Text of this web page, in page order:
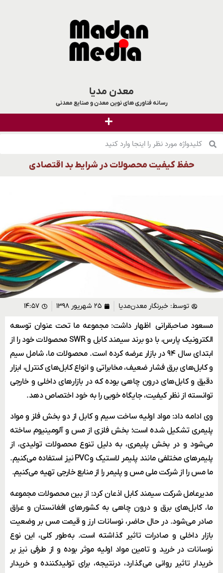
معدن مدیا
رسانه فناوری های نوین معدن و صنایع معدنی
حفظ کیفیت محصولات در شرایط بد اقتصادی
توسط: خبرنگار معدن‌مدیا ۲۵ شهریور ۱۳۹۸ ۱۴:۵۷
مسعود صاحبقرانی اظهار داشت: مجموعه ما تحت عنوان توسعه
الکترونیک پارس، با دو برند سیمند کابل و SWR محصولات خود را از
ابتدای سال ۹۴ در بازار عرضه کرده است. محصولات ما، شامل سیم
‌و کابل‌های برق فشار ضعیف، مخابراتی و انواع کابل‌های کنترل، ابزار
دقیق و کابل‌های درون چاهی بوده که در بازارهای داخلی و خارجی
توانسته از نظر کیفیت، جایگاه خوبی را به خود اختصاص دهد.
وی ادامه داد: مواد اولیه ساخت سیم ‌و کابل از دو بخش فلز و مواد
پلیمری تشکیل شده است؛ بخش فلزی از مس و آلومینیوم ساخته
می‌شود و در بخش پلیمری، به دلیل تنوع محصولات تولیدی، از
پلیمرهای مختلفی مانند پلیمر لاستیک وPVCنیز استفاده می‌کنیم.
ما مس را از شرکت ملی مس و پلیمر را از منابع خارجی تهیه می‌کنیم.
مدیرعامل شرکت سیمند کابل اذعان کرد: از بین محصولات مجموعه
ما، کابل‌های برق و درون چاهی به کشورهای افغانستان و عراق
صادر می‌شود. در حال حاضر، نوسانات ارز و قیمت مس بر وضعیت
بازار داخلی و صادرات تاثیر گذاشته است. به‌طور کلی، این نوع
نوسانات در خرید و تامین مواد اولیه موثر بوده و از طرفی نیز بر
خریدار تاثیر روانی می‌گذارد، درنتیجه، برای تولیدکننده و خریدار